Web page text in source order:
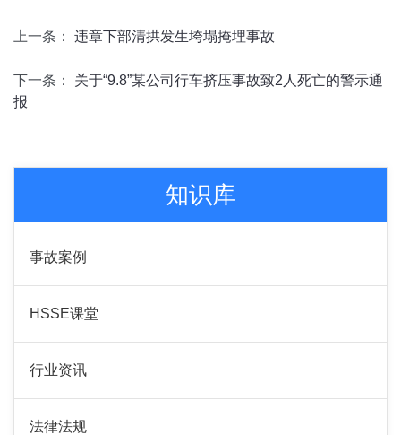
上一条： 违章下部清拱发生垮塌掩埋事故
下一条： 关于“9.8”某公司行车挤压事故致2人死亡的警示通
报
知识库
事故案例
HSSE课堂
行业资讯
法律法规